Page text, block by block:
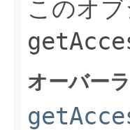
このオ
オーバー